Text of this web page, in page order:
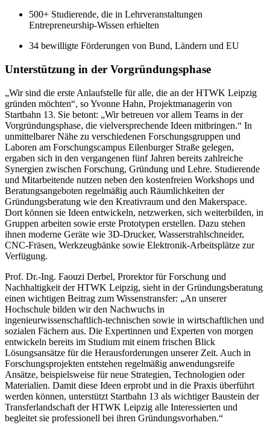
500+ Studierende, die in Lehrveranstaltungen
Entrepreneurship-Wissen erhielten
34 bewilligte Förderungen von Bund, Ländern und EU
Unterstützung in der Vorgründungsphase
„Wir sind die erste Anlaufstelle für alle, die an der HTWK Leipzig
gründen möchten“, so Yvonne Hahn, Projektmanagerin von
Startbahn 13. Sie betont: „Wir betreuen vor allem Teams in der
Vorgründungsphase, die vielversprechende Ideen mitbringen.“ In
unmittelbarer Nähe zu verschiedenen Forschungsgruppen und
Laboren am Forschungscampus Eilenburger Straße gelegen,
ergaben sich in den vergangenen fünf Jahren bereits zahlreiche
Synergien zwischen Forschung, Gründung und Lehre. Studierende
und Mitarbeitende nutzen neben den kostenfreien Workshops und
Beratungsangeboten regelmäßig auch Räumlichkeiten der
Gründungsberatung wie den Kreativraum und den Makerspace.
Dort können sie Ideen entwickeln, netzwerken, sich weiterbilden, in
Gruppen arbeiten sowie erste Prototypen erstellen. Dazu stehen
ihnen moderne Geräte wie 3D-Drucker, Wasserstrahlschneider,
CNC-Fräsen, Werkzeugbänke sowie Elektronik-Arbeitsplätze zur
Verfügung.
Prof. Dr.-Ing. Faouzi Derbel, Prorektor für Forschung und
Nachhaltigkeit der HTWK Leipzig, sieht in der Gründungsberatung
einen wichtigen Beitrag zum Wissenstransfer: „An unserer
Hochschule bilden wir den Nachwuchs in
ingenieurwissenschaftlich-technischen sowie in wirtschaftlichen und
sozialen Fächern aus. Die Expertinnen und Experten von morgen
entwickeln bereits im Studium mit einem frischen Blick
Lösungsansätze für die Herausforderungen unserer Zeit. Auch in
Forschungsprojekten entstehen regelmäßig anwendungsreife
Ansätze, beispielsweise für neue Strategien, Technologien oder
Materialien. Damit diese Ideen erprobt und in die Praxis überführt
werden können, unterstützt Startbahn 13 als wichtiger Baustein der
Transferlandschaft der HTWK Leipzig alle Interessierten und
begleitet sie professionell bei ihren Gründungsvorhaben.“